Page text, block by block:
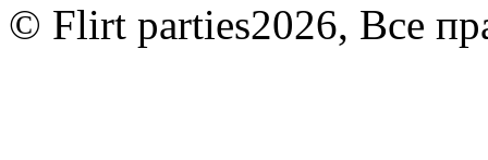
© Flirt parties2026, Все